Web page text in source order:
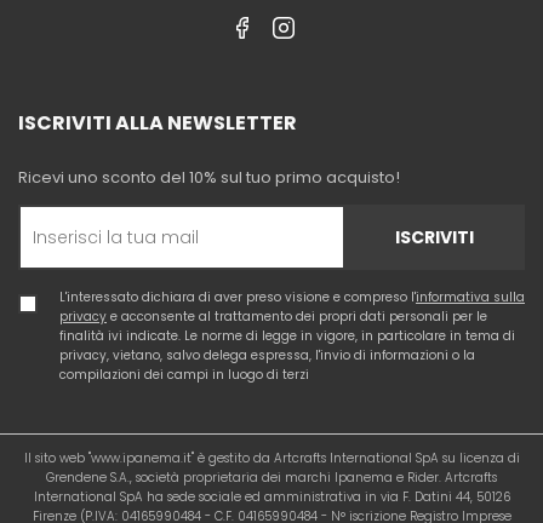
ISCRIVITI ALLA NEWSLETTER
Ricevi uno sconto del 10% sul tuo primo acquisto!
ISCRIVITI
L'interessato dichiara di aver preso visione e compreso l'informativa sulla
privacy e acconsente al trattamento dei propri dati personali per le
finalità ivi indicate. Le norme di legge in vigore, in particolare in tema di
privacy, vietano, salvo delega espressa, l'invio di informazioni o la
compilazioni dei campi in luogo di terzi
Il sito web "www.ipanema.it" è gestito da Artcrafts International SpA su licenza di
Grendene S.A., società proprietaria dei marchi Ipanema e Rider. Artcrafts
International SpA ha sede sociale ed amministrativa in via F. Datini 44, 50126
Firenze (P.IVA: 04165990484 - C.F. 04165990484 - N° iscrizione Registro Imprese